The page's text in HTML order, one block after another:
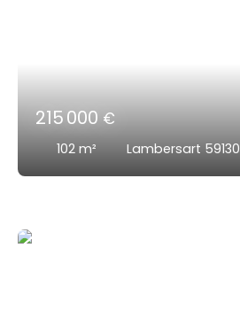
215 000 €
102 m² Lambersart 59130